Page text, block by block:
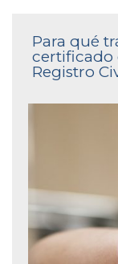
Para qué
certificado
Registro